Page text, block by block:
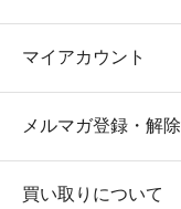
マイアカウント
メルマガ登録・解除
買い取りについて